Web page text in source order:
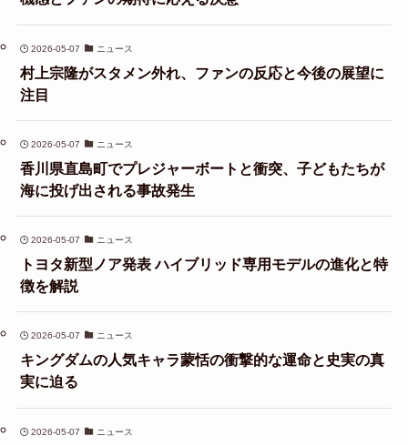
2026-05-07 ニュース
村上宗隆がスタメン外れ、ファンの反応と今後の展望に
注目
2026-05-07 ニュース
香川県直島町でプレジャーボートと衝突、子どもたちが
海に投げ出される事故発生
2026-05-07 ニュース
トヨタ新型ノア発表 ハイブリッド専用モデルの進化と特
徴を解説
2026-05-07 ニュース
キングダムの人気キャラ蒙恬の衝撃的な運命と史実の真
実に迫る
2026-05-07 ニュース